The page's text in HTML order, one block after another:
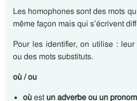
Les homophones sont des mots
même façon mais qui s’écrivent
Pour les identifier, on utilise :
ou des mots substituts.
où / ou
oùest un adverbe ou un pronom